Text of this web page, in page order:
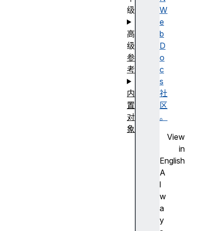
W
e
b
D
o
c
s
社
区
。
View
in
English
A
l
w
a
y
级
高
级
参
考
内
置
对
象